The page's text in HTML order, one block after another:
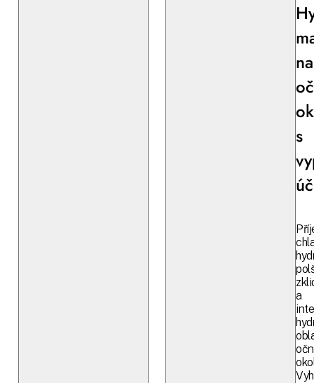
na
s
a